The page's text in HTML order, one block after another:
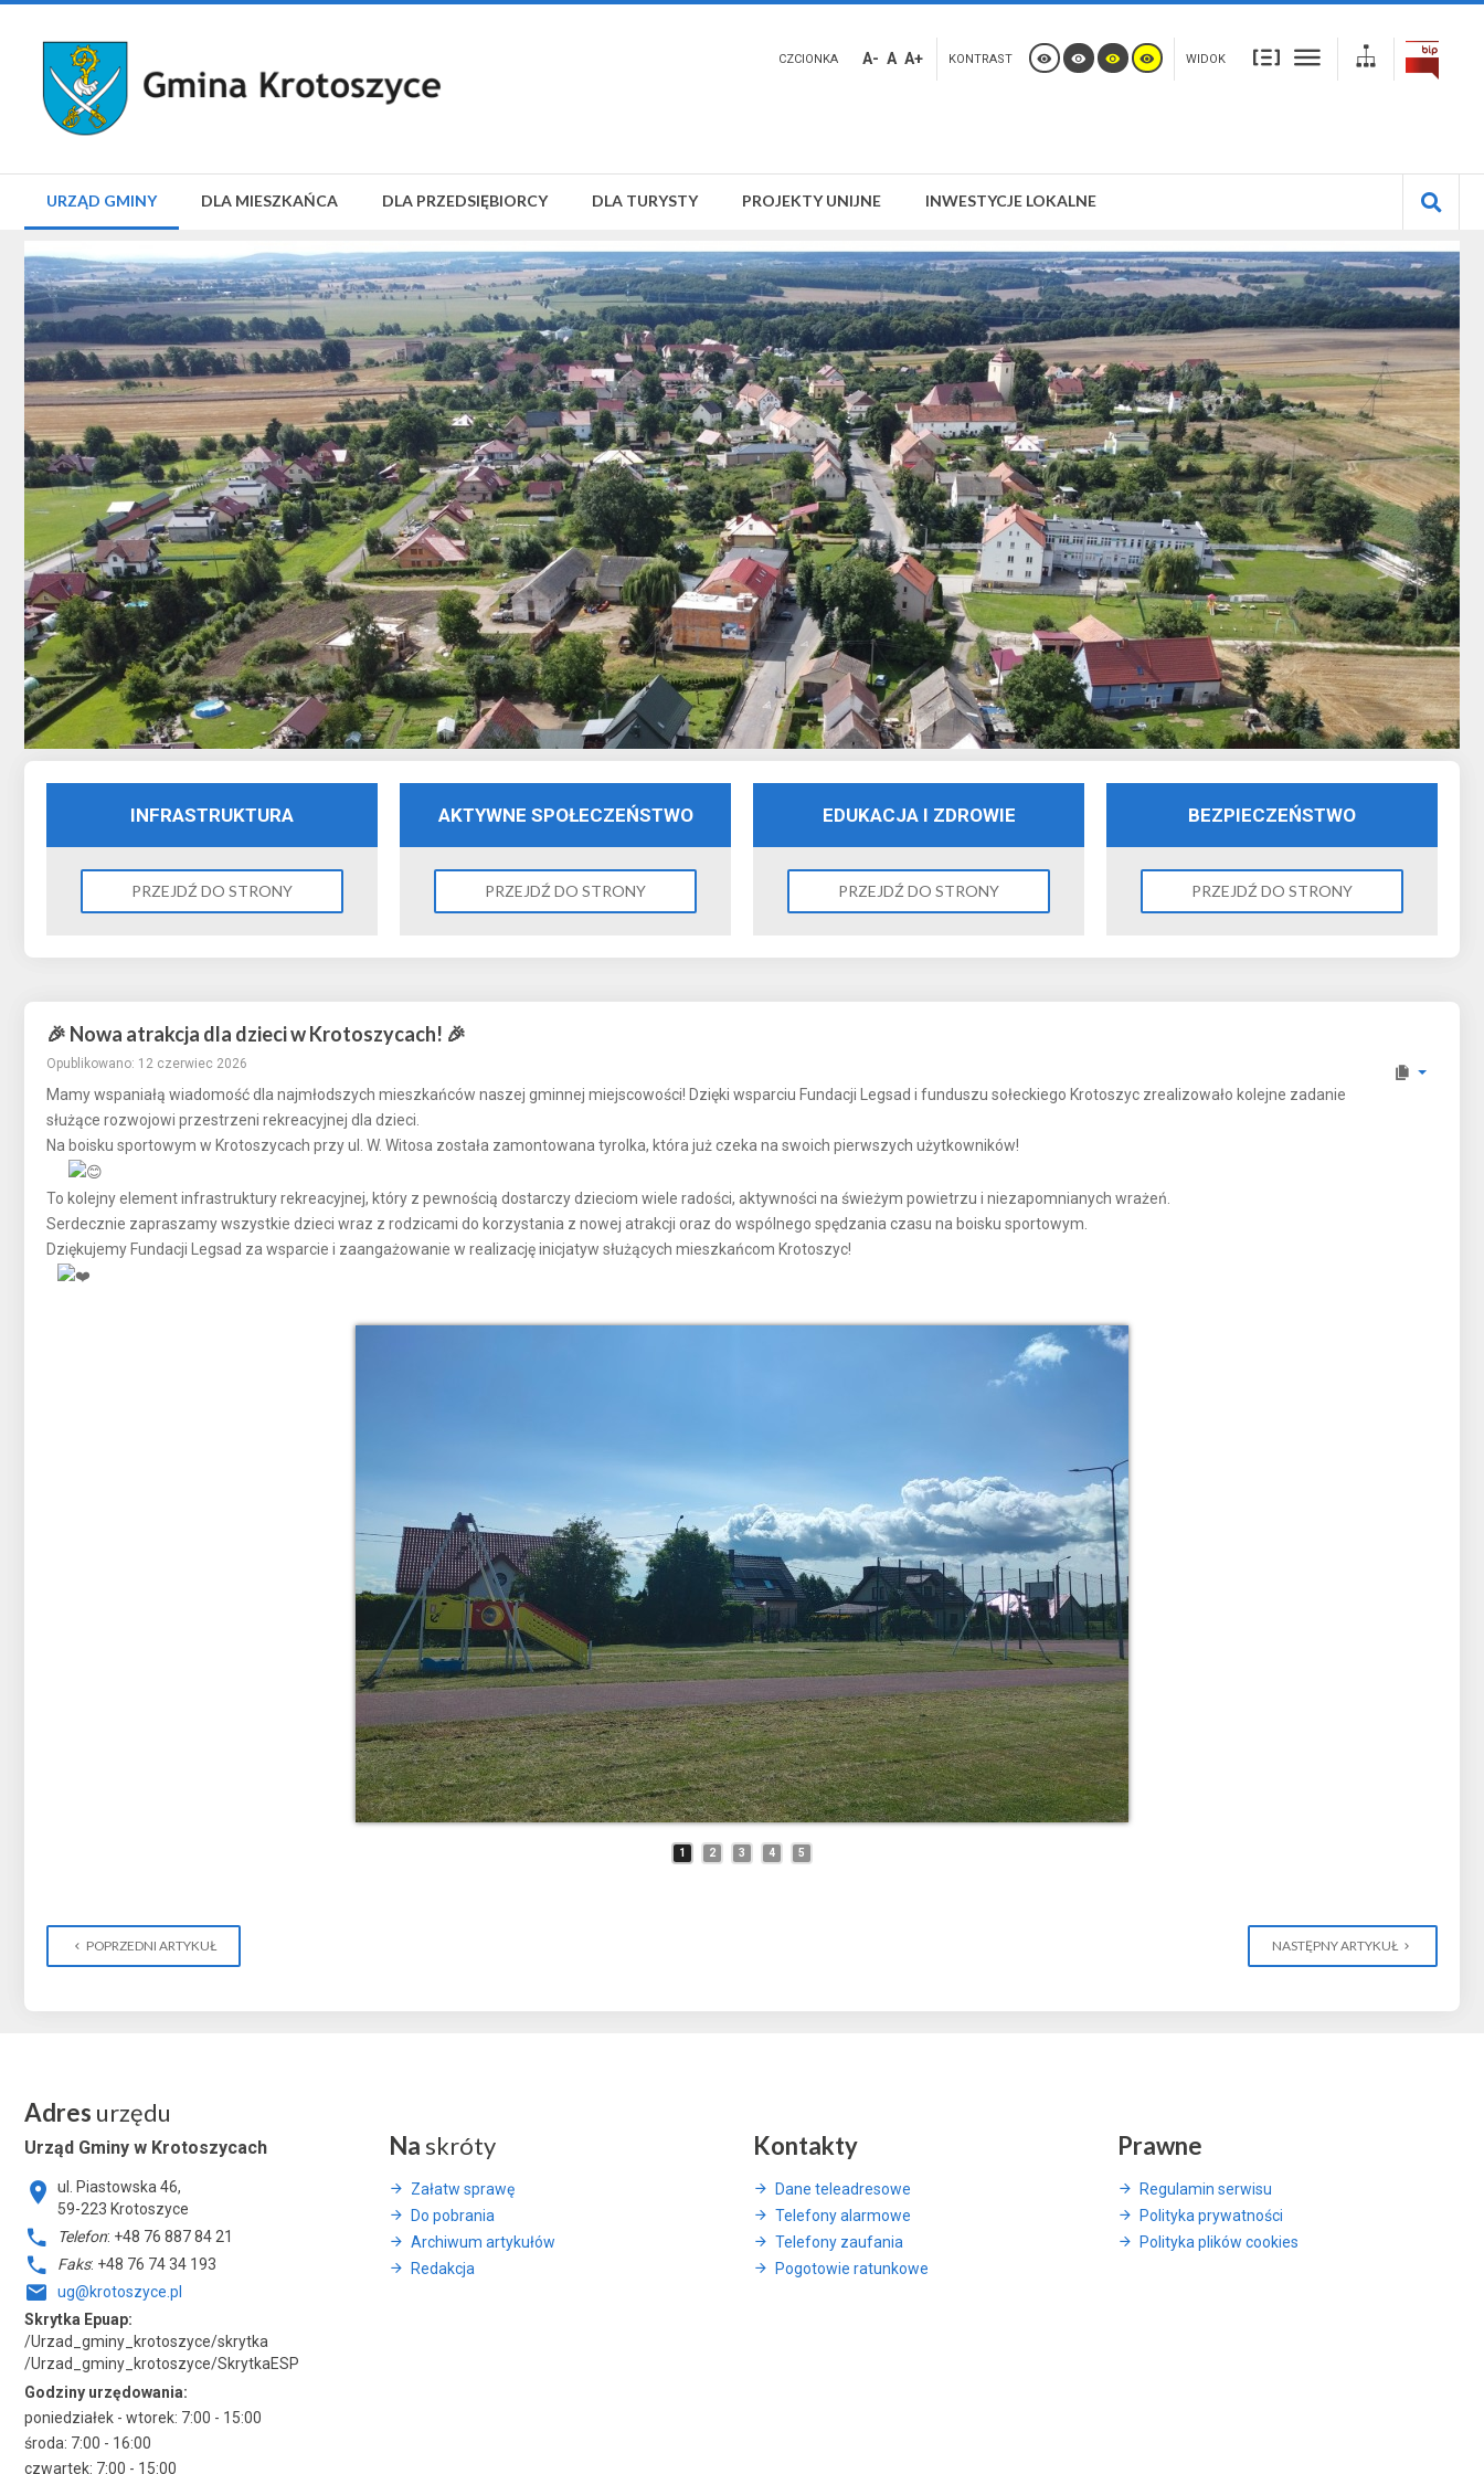
CZCIONKA A- A A+ KONTRAST WIDOK
URZĄD GMINY DLA MIESZKAŃCA DLA PRZEDSIĘBIORCY DLA TURYSTY PROJEKTY UNIJNE INWESTYCJE LOKALNE
INFRASTRUKTURA
PRZEJDŹ DO STRONY
AKTYWNE SPOŁECZEŃSTWO
PRZEJDŹ DO STRONY
EDUKACJA I ZDROWIE
PRZEJDŹ DO STRONY
BEZPIECZEŃSTWO
PRZEJDŹ DO STRONY
🎉 Nowa atrakcja dla dzieci w Krotoszycach! 🎉
Opublikowano: 12 czerwiec 2026
Mamy wspaniałą wiadomość dla najmłodszych mieszkańców naszej gminnej miejscowości! Dzięki wsparciu Fundacji Legsad i funduszu sołeckiego Krotoszyc zrealizowało kolejne zadanie
służące rozwojowi przestrzeni rekreacyjnej dla dzieci.
Na boisku sportowym w Krotoszycach przy ul. W. Witosa została zamontowana tyrolka, która już czeka na swoich pierwszych użytkowników!
To kolejny element infrastruktury rekreacyjnej, który z pewnością dostarczy dzieciom wiele radości, aktywności na świeżym powietrzu i niezapomnianych wrażeń.
Serdecznie zapraszamy wszystkie dzieci wraz z rodzicami do korzystania z nowej atrakcji oraz do wspólnego spędzania czasu na boisku sportowym.
Dziękujemy Fundacji Legsad za wsparcie i zaangażowanie w realizację inicjatyw służących mieszkańcom Krotoszyc!
1 2 3 4 5
POPRZEDNI ARTYKUŁ NASTĘPNY ARTYKUŁ
Adres urzędu
Urząd Gminy w Krotoszycach
ul. Piastowska 46,
59-223 Krotoszyce
Telefon: +48 76 887 84 21
Faks: +48 76 74 34 193
ug@krotoszyce.pl
Skrytka Epuap:
/Urzad_gminy_krotoszyce/skrytka
/Urzad_gminy_krotoszyce/SkrytkaESP
Godziny urzędowania:
poniedziałek - wtorek: 7:00 - 15:00
środa: 7:00 - 16:00
czwartek: 7:00 - 15:00
Na skróty
Załatw sprawę
Do pobrania
Archiwum artykułów
Redakcja
Kontakty
Dane teleadresowe
Telefony alarmowe
Telefony zaufania
Pogotowie ratunkowe
Prawne
Regulamin serwisu
Polityka prywatności
Polityka plików cookies